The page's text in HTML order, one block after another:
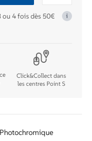
PR
LUNETTES
i
ou 4 fois dès 50€
Click&Collect dans
les centres Point S